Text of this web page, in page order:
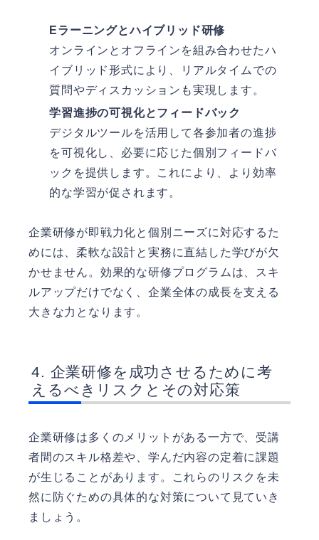
Eラーニングとハイブリッド研修
オンラインとオフラインを組み合わせたハ
イブリッド形式により、リアルタイムでの
質問やディスカッションも実現します。
学習進捗の可視化とフィードバック
デジタルツールを活用して各参加者の進捗
を可視化し、必要に応じた個別フィードバ
ックを提供します。これにより、より効率
的な学習が促されます。
企業研修が即戦力化と個別ニーズに対応するた
めには、柔軟な設計と実務に直結した学びが欠
かせません。効果的な研修プログラムは、スキ
ルアップだけでなく、企業全体の成長を支える
大きな力となります。
企業研修を成功させるために考
えるべきリスクとその対応策
企業研修は多くのメリットがある一方で、受講
者間のスキル格差や、学んだ内容の定着に課題
が生じることがあります。これらのリスクを未
然に防ぐための具体的な対策について見ていき
ましょう。